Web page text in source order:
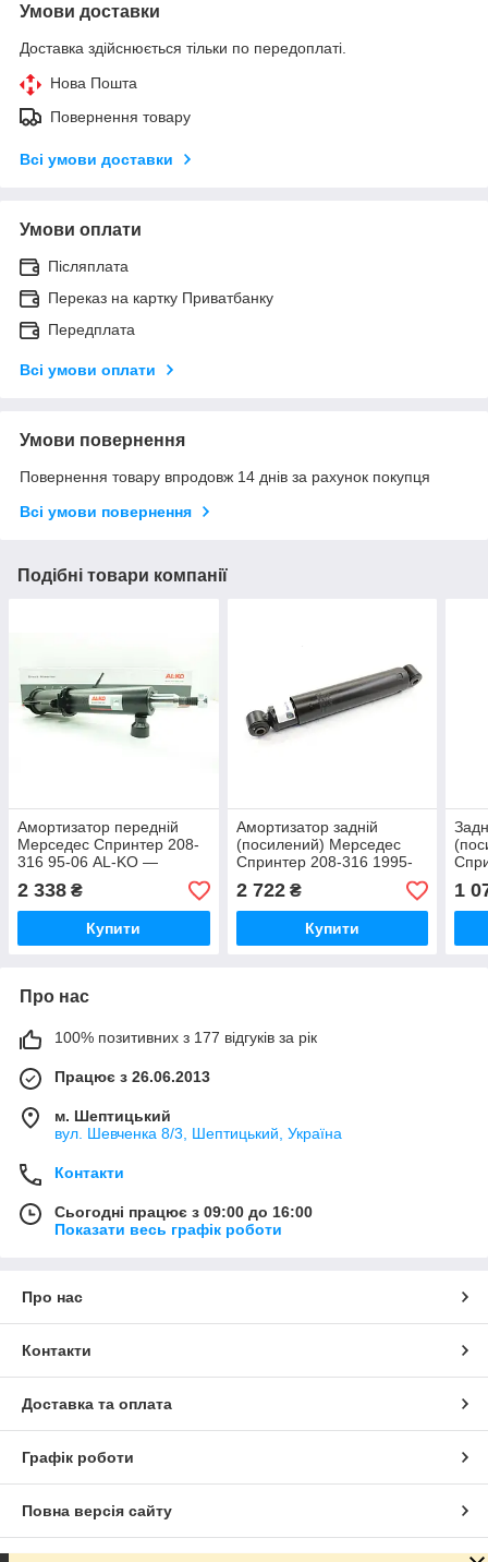
Умови доставки
Доставка здійснюється тільки по передоплаті.
Нова Пошта
Повернення товару
Всі умови доставки
Умови оплати
Післяплата
Переказ на картку Приватбанку
Передплата
Всі умови оплати
Умови повернення
Повернення товару впродовж 14 днів за рахунок покупця
Всі умови повернення
Подібні товари компанії
Амортизатор передній
Мерседес Спринтер 208-
316 95-06 AL-KO —
2 338 ₴
Купити
Амортизатор задній
(посилений) Мерседес
Спринтер 208-316 1995-
2006 SACHS (Німеччина)
318328
2 722₴
Купити
1
Про нас
100% позитивних з 177 відгуків за рік
Працює з 26.06.2013
м. Шептицький
вул. Шевченка 8/3, Шептицький, Україна
Контакти
Сьогодні працює з 09:00 до 16:00
Показати весь графік роботи
Про нас
Контакти
Доставка та оплата
Графік роботи
Повна версія сайту